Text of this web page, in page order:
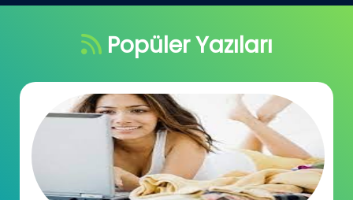
Popüler Yazıları